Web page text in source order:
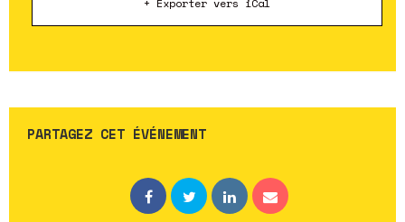
PARTAGEZ CET ÉVÉNEMENT